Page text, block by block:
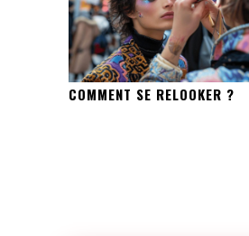
COMMENT SE RELOOKER ?